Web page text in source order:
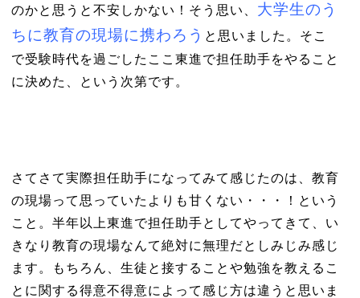
のかと思うと不安しかない！そう思い、 大学生のう
ちに教育の現場に携わろう と思いました。そこ
で受験時代を過ごしたここ東進で担任助手をやること
に決めた、という次第です。
さてさて実際担任助手になってみて感じたのは、教育
の現場って思っていたよりも甘くない・・・！という
こと。半年以上東進で担任助手としてやってきて、い
きなり教育の現場なんて絶対に無理だとしみじみ感じ
ます。もちろん、生徒と接することや勉強を教えるこ
とに関する得意不得意によって感じ方は違うと思いま